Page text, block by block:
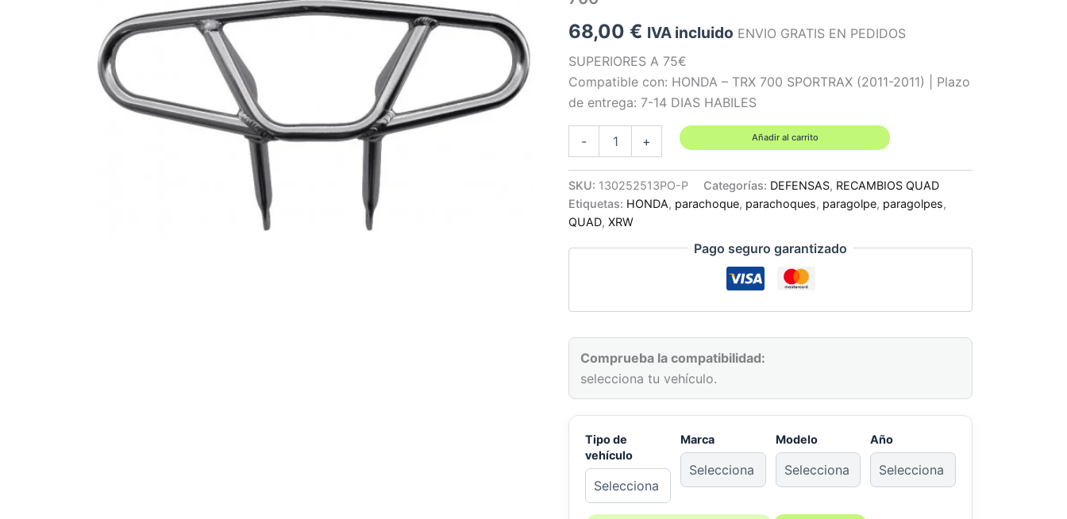
68,00€ IVA incluido ENVIO GRATIS EN PEDIDOS
SUPERIORES A 75€
Compatible con: HONDA – TRX 700 SPORTRAX (2011-2011) | Plazo
de entrega: 7-14 DIAS HABILES
-
DELANTERA
PULIDAS
HONDA
TRX
+ Añadir al carrito
SKU: 130252513PO-P Categorías: DEFENSAS, RECAMBIOS QUAD
Etiquetas: HONDA, parachoque, parachoques, paragolpe, paragolpes,
QUAD,XRW
Pago seguro garantizado
Comprueba la compatibilidad:
selecciona tu vehículo.
Tipo de
vehículo
Marca Modelo Año